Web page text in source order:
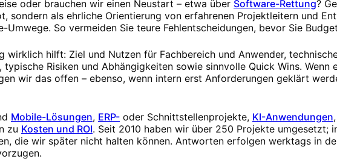
oder brauchen wir einen Neustart – etwa über Software-Rettung?
sondern als ehrliche Orientierung von erfahrenen Projektleitern und
Umwege. So vermeiden Sie teure Fehlentscheidungen, bevor Sie
wirklich hilft: Ziel und Nutzen für Fachbereich und Anwender,
Risiken und Abhängigkeiten sowie sinnvolle Quick Wins. Wenn
wir das offen – ebenso, wenn intern erst Anforderungen geklärt
Mobile-Lösungen, ERP- oder Schnittstellenprojekte, KI-Anwendungen
zu Kosten und ROI. Seit 2010 haben wir über 250 Projekte umgesetzt;
die wir später nicht halten können. Antworten erfolgen werktags in